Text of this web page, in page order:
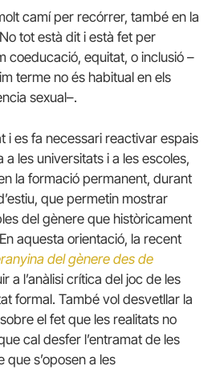
camí per recórrer, també en la
tot està dit i està fet per
coeducació, equitat, o inclusió –
terme no és habitual en els
sexual–.
i es fa necessari reactivar espais
les universitats i a les escoles,
la formació permanent, durant
que permetin mostrar
del gènere que històricament
aquesta orientació, la recent
del gènere des de
a l’anàlisi crítica del joc de les
formal. També vol desvetllar la
el fet que les realitats no
cal desfer l’entramat de les
s’oposen a les